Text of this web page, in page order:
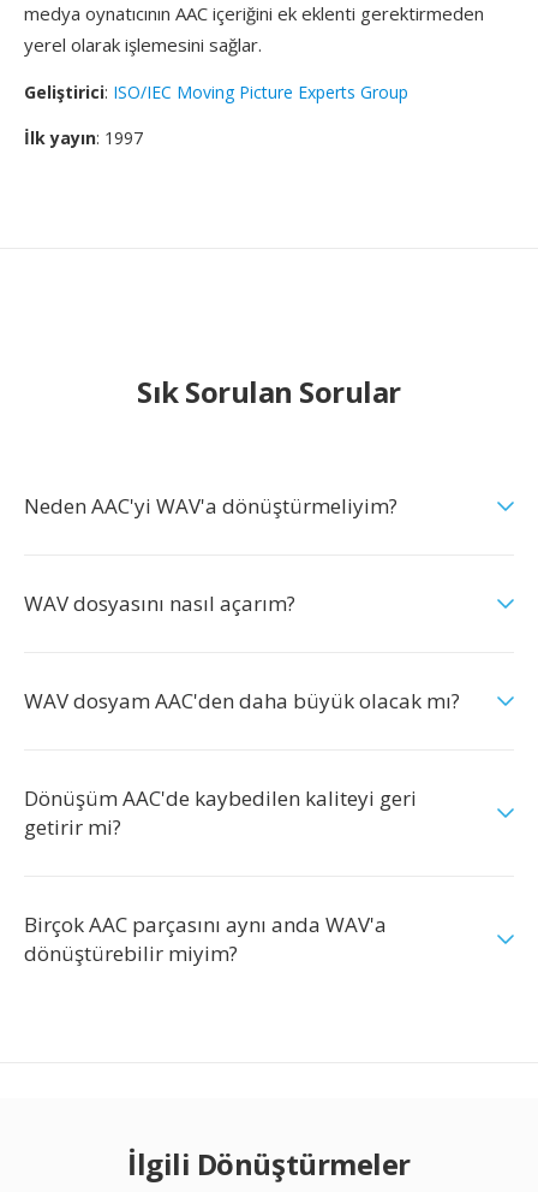
medya oynatıcının AAC içeriğini ek eklenti gerektirmeden
yerel olarak işlemesini sağlar.
Geliştirici: ISO/IEC Moving Picture Experts Group
İlk yayın: 1997
Sık Sorulan Sorular
Neden AAC'yi WAV'a dönüştürmeliyim?
WAV dosyasını nasıl açarım?
WAV dosyam AAC'den daha büyük olacak mı?
Dönüşüm AAC'de kaybedilen kaliteyi geri
getirir mi?
Birçok AAC parçasını aynı anda WAV'a
dönüştürebilir miyim?
İlgili Dönüştürmeler